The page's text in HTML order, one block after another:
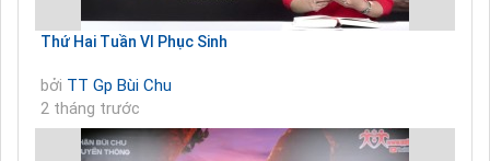
Thứ Hai Tuần VI Phục Sinh
bởi TT Gp Bùi Chu
2 tháng trước